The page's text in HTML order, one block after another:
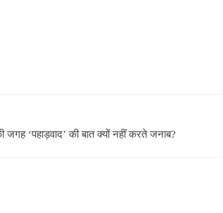
जगह ‘पहाड़वाद’ की बात क्यों नहीं करते जनाब?